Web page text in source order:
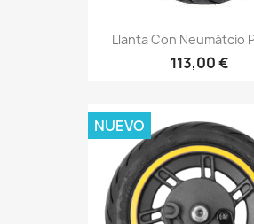
Llanta Con Neumátcio
113,00 €
NUEVO